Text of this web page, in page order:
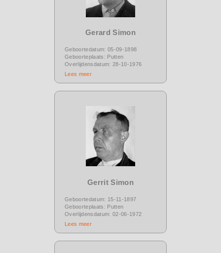
Gerard Simon
Geboortedatum: 05-09-1898
Geboorteplaats: Putten
Overlijdensdatum: 28-10-1976
Lees meer
Gerrit Simon
Geboortedatum: 15-11-1897
Geboorteplaats: Putten
Overlijdensdatum: 02-06-1972
Lees meer